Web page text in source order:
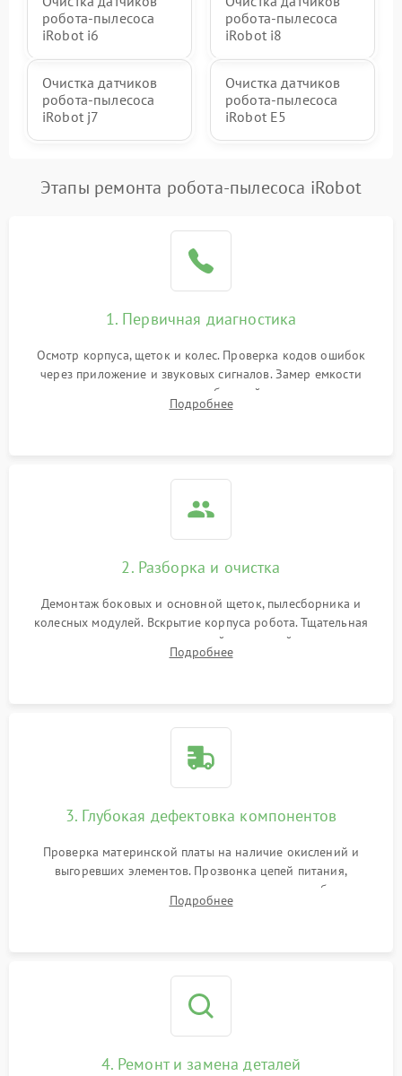
робота-пылесоса
iRobot i6
робота-пылесоса
iRobot i8
Очистка датчиков
робота-пылесоса
iRobot j7
Очистка датчиков
робота-пылесоса
iRobot E5
Этапы ремонта робота-пылесоса iRobot
1. Первичная диагностика
Осмотр корпуса, щеток и колес. Проверка кодов ошибок
через приложение и звуковых сигналов. Замер емкости
аккумулятора и тестирование базовой станции зарядки.
Оценка работы лидара, бампера и датчиков падения для
Подробнее
2. Разборка и очистка
Демонтаж боковых и основной щеток, пылесборника и
колесных модулей. Вскрытие корпуса робота. Тщательная
очистка внутренних полостей, шестерней и плат от
скопившейся пыли, волос и шерсти животных с
Подробнее
3. Глубокая дефектовка компонентов
Проверка материнской платы на наличие окислений и
выгоревших элементов. Прозвонка цепей питания,
тестирование приводных моторов колес и турбины
всасывания. Оценка состояния оптических и инфракрасных
Подробнее
4. Ремонт и замена деталей